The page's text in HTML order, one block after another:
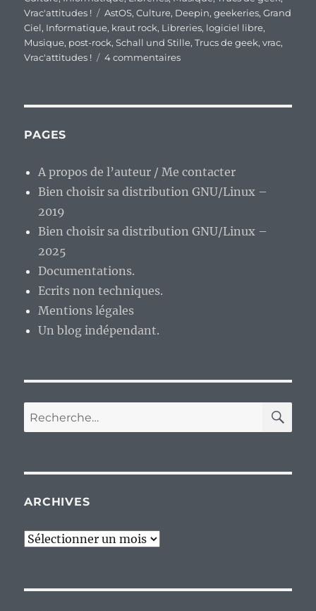
Vrac'attitudes !
Étiquettes
AstOS,Culture, Deepin,geekeries,Grand
Ciel, Informatique, kraut rock, Libreries, logiciel libre,
Musique, post-rock,Schall und Stille,Trucs de geek,vrac,
Vrac'attitudes !
4 commentairessur
PAGES
A propos de l’auteur / Me contacter
Bien choisir sa distribution GNU/Linux –
2019
Bien choisir sa distribution GNU/Linux –
2025
Documentations.
Ecrits non techniques.
Mentions légales
Un blog indépendant.
Recherche
pour :
ARCHIVES
Archives